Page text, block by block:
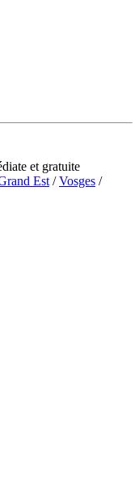
et gratuite
Est /Vosges /